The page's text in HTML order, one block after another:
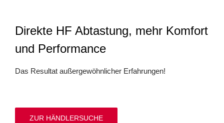
Direkte HF Abtastung, mehr Komfort
und Performance
Das Resultat außergewöhnlicher Erfahrungen!
ZUR HÄNDLERSUCHE